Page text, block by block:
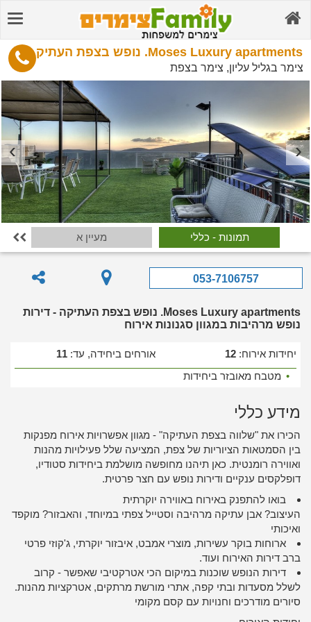
Moses Luxury apartments. נופש בצפת העתיקה
צימר בגליל עליון, צימר בצפת
תמונות - כללי מעיין א 
053-7106757
Moses Luxury apartments. נופש בצפת העתיקה - דירות
נופש מרהיבות במגוון סגנונות אירוח
יחידות אירוח: 12 אורחים ביחידה, עד: 11
• מטבח מאובזר ביחידות
מידע כללי
הכירו את "שלווה בצפת העתיקה" - מגוון אפשרויות אירוח מפנקות
בין הסמטאות הציוריות של צפת, המציעה שלל פעילויות מהנות
ואווירה רומנטית. כאן תיהנו מחופשה מושלמת ביחידות סטודיו,
דופלקסים ענקיים ודירות נופש עם חצר פרטית.
בואו להתפנק באירוח באווירה יוקרתית
העיצוב? אבן עתיקה מרהיבה וסטייל צפתי במיוחד, והאבזור? מוקפד
ואיכותי
ארוחות בוקר עשירות, מוצרי אמבט, איבזור יוקרתי, ג'קוזי פרטי
ברב דירות האירוח ועוד.
דירות הנופש שוכנות במיקום הכי אטרקטיבי שאפשר - קרוב
לשלל מסעדות ובתי קפה, אתרי מורשת מרתקים, אטרקציות מהנות.
סיורים מודרכים וחנויות עם קסם מקומי